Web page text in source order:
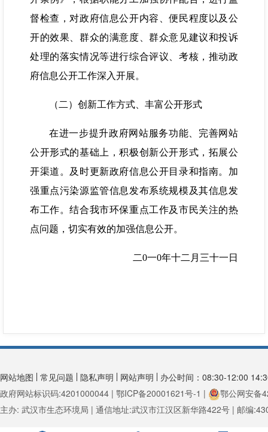
督检查，对政府信息公开内容、便民程度以及公
开的效果、群众的满意度、群众意见建议和投诉
处理的落实情况等进行综合评议、考核，推动政
府信息公开工作深入开展。
（二）创新工作方式、丰富公开形式
在进一步提升政府网站服务功能、完善网站
公开形式的基础上，积极创新公开形式，拓展公
开渠道。及时更新政府信息公开目录和指南。加
强重点污染源监管信息发布系统规模及其信息发
布工作。结合我市环保重点工作及市民关注的热
点问题，切实有效的加强信息公开。
二0一0年十二月三十一日
网站地图 常见问题 隐私声明 网站声明
办公时间：08:30-12:00
政府网站标识码:4201000044 | 鄂ICP备20001621号-1 |
鄂公网安备
主办: 武汉市生态环境局 | 通信地址:武汉市江汉区新华路422号 | 邮编